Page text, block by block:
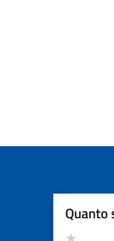
Quanto
Valutazione